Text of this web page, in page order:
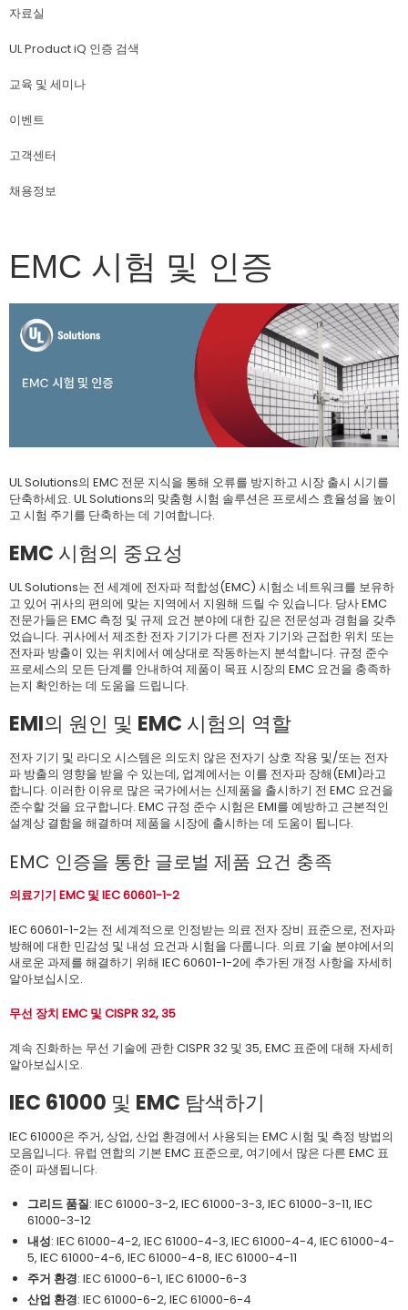
자료실
UL Product iQ 인증 검색
교육 및 세미나
이벤트
고객센터
채용정보
EMC 시험 및 인증
UL Solutions의 EMC 전문 지식을 통해 오류를 방지하고 시장 출시 시기를
단축하세요. UL Solutions의 맞춤형 시험 솔루션은 프로세스 효율성을 높이
고 시험 주기를 단축하는 데 기여합니다.
EMC 시험의 중요성
UL Solutions는 전 세계에 전자파 적합성(EMC) 시험소 네트워크를 보유하
고 있어 귀사의 편의에 맞는 지역에서 지원해 드릴 수 있습니다. 당사 EMC
전문가들은 EMC 측정 및 규제 요건 분야에 대한 깊은 전문성과 경험을 갖추
었습니다. 귀사에서 제조한 전자 기기가 다른 전자 기기와 근접한 위치 또는
전자파 방출이 있는 위치에서 예상대로 작동하는지 분석합니다. 규정 준수
프로세스의 모든 단계를 안내하여 제품이 목표 시장의 EMC 요건을 충족하
는지 확인하는 데 도움을 드립니다.
EMI의 원인 및 EMC 시험의 역할
전자 기기 및 라디오 시스템은 의도치 않은 전자기 상호 작용 및/또는 전자
파 방출의 영향을 받을 수 있는데, 업계에서는 이를 전자파 장해(EMI)라고
합니다. 이러한 이유로 많은 국가에서는 신제품을 출시하기 전 EMC 요건을
준수할 것을 요구합니다. EMC 규정 준수 시험은 EMI를 예방하고 근본적인
설계상 결함을 해결하며 제품을 시장에 출시하는 데 도움이 됩니다.
EMC 인증을 통한 글로벌 제품 요건 충족
의료기기 EMC 및 IEC 60601-1-2
IEC 60601-1-2는 전 세계적으로 인정받는 의료 전자 장비 표준으로, 전자파
방해에 대한 민감성 및 내성 요건과 시험을 다룹니다. 의료 기술 분야에서의
새로운 과제를 해결하기 위해 IEC 60601-1-2에 추가된 개정 사항을 자세히
알아보십시오.
무선 장치 EMC 및 CISPR 32, 35
계속 진화하는 무선 기술에 관한 CISPR 32 및 35, EMC 표준에 대해 자세히
알아보십시오.
IEC 61000 및 EMC 탐색하기
IEC 61000은 주거, 상업, 산업 환경에서 사용되는 EMC 시험 및 측정 방법의
모음입니다. 유럽 연합의 기본 EMC 표준으로, 여기에서 많은 다른 EMC 표
준이 파생됩니다.
그리드 품질: IEC 61000-3-2, IEC 61000-3-3, IEC 61000-3-11, IEC
61000-3-12
내성: IEC 61000-4-2, IEC 61000-4-3, IEC 61000-4-4, IEC 61000-4-
5, IEC 61000-4-6, IEC 61000-4-8, IEC 61000-4-11
주거 환경: IEC 61000-6-1, IEC 61000-6-3
산업 환경: IEC 61000-6-2, IEC 61000-6-4